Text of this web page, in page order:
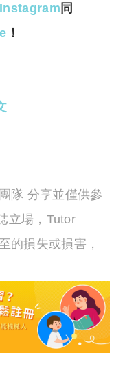
Instagram 同
！
隊 分享並僅供參
立場，Tutor
的損失或損害，